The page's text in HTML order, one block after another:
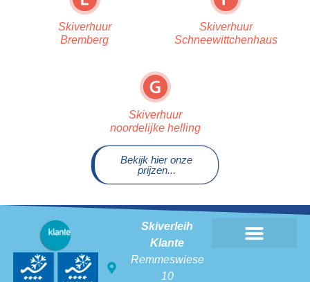
Skiverhuur
Bremberg
Skiverhuur
Schneewittchenhaus
Skiverhuur
noordelijke helling
Bekijk hier onze
prijzen...
Skiverleih
Klante
Remmeswiese
10